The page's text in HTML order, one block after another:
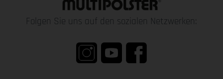
Folgen Sie uns auf den sozialen Netzwerken: